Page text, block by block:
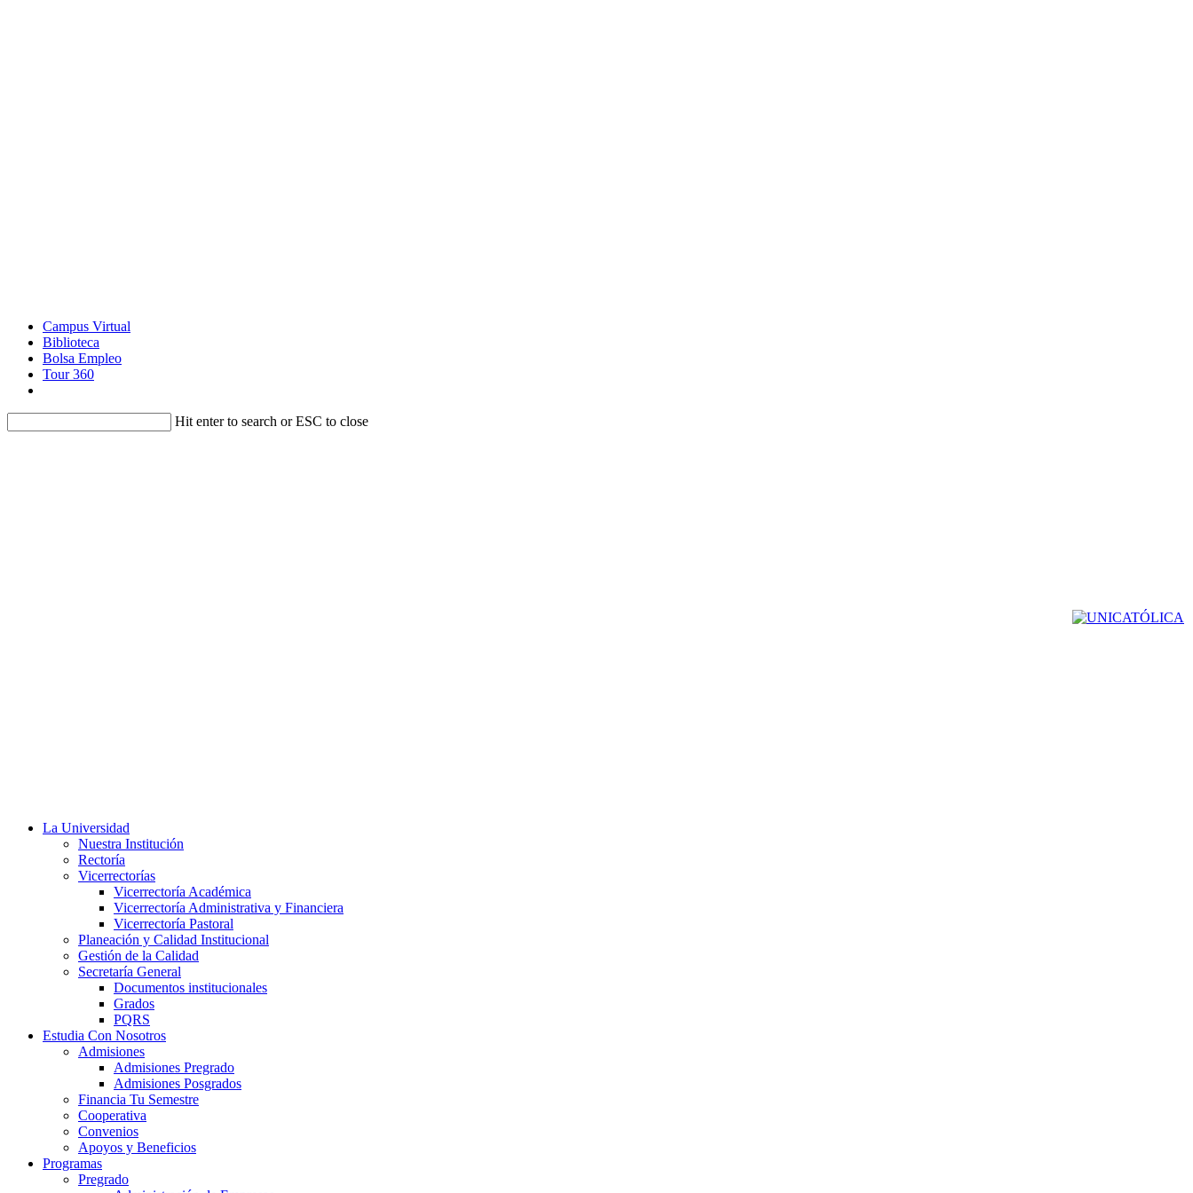
Campus Virtual
Biblioteca
Bolsa Empleo
Tour 360
Hit enter to search or ESC to close
La Universidad
Nuestra Institución
Rectoría
Vicerrectorías
Vicerrectoría Académica
Vicerrectoría Administrativa y Financiera
Vicerrectoría Pastoral
Planeación y Calidad Institucional
Gestión de la Calidad
Secretaría General
Documentos institucionales
Grados
PQRS
Estudia Con Nosotros
Admisiones
Admisiones Pregrado
Admisiones Posgrados
Financia Tu Semestre
Cooperativa
Convenios
Apoyos y Beneficios
Programas
Pregrado